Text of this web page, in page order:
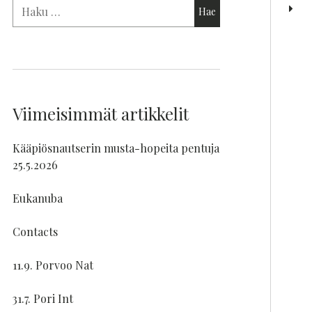
Viimeisimmät artikkelit
Kääpiösnautserin musta-hopeita pentuja
25.5.2026
Eukanuba
Contacts
11.9. Porvoo Nat
31.7. Pori Int